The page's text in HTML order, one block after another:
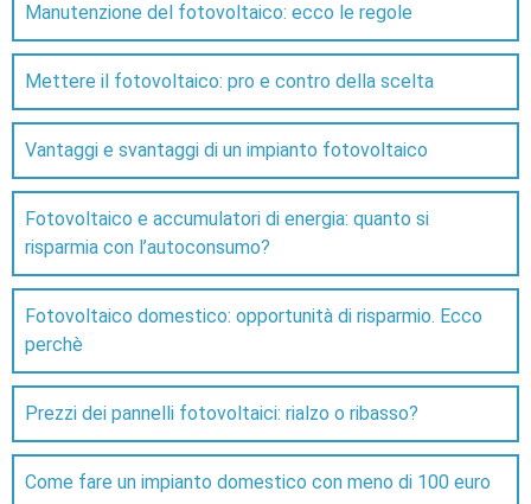
Manutenzione del fotovoltaico: ecco le regole
Mettere il fotovoltaico: pro e contro della scelta
Vantaggi e svantaggi di un impianto fotovoltaico
Fotovoltaico e accumulatori di energia: quanto si
risparmia con l’autoconsumo?
Fotovoltaico domestico: opportunità di risparmio. Ecco
perchè
Prezzi dei pannelli fotovoltaici: rialzo o ribasso?
Come fare un impianto domestico con meno di 100 euro